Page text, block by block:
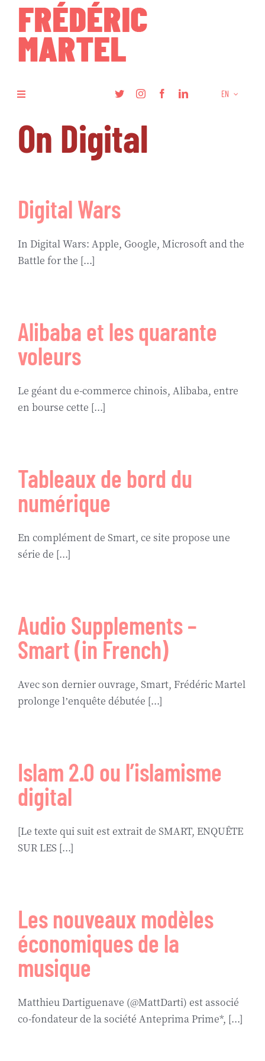
content
Toggle
Books
Articles
Podcasts
Contact
EN
On Digital
Digital Wars
In Digital Wars: Apple, Google, Microsoft and the
Battle for the [...]
Alibaba et les quarante
voleurs
Le géant du e-commerce chinois, Alibaba, entre
en bourse cette [...]
Tableaux de bord du
numérique
En complément de Smart, ce site propose une
série de [...]
Audio Supplements –
Smart (in French)
Avec son dernier ouvrage, Smart, Frédéric Martel
prolonge l’enquête débutée [...]
Islam 2.0 ou l’islamisme
digital
[Le texte qui suit est extrait de SMART, ENQUÊTE
SUR LES [...]
Les nouveaux modèles
économiques de la
musique
Matthieu Dartiguenave (@MattDarti) est associé
co-fondateur de la société Anteprima Prime*, [...]